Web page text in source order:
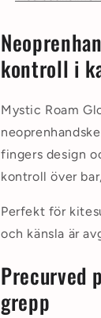
kontroll i
Mystic Roam
fingers design
kontroll över
Perfekt för
och känsla är
Precurved
grepp